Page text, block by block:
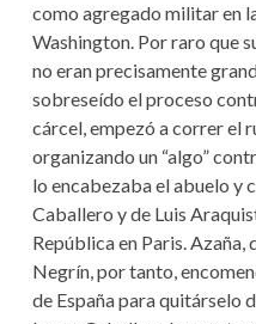
como agregado militar en
Washington. Por raro que
no eran precisamente
sobreseído el proceso
cárcel, empezó a correr el
organizando un “algo”
lo encabezaba el abuelo y
Caballero y de Luis
República en Paris. Azaña,
Negrín, por tanto,
de España para quitárselo